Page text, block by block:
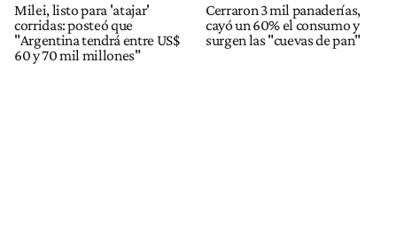
Milei, listo para 'atajar'
corridas: posteó que
"Argentina tendrá entre US$
60 y 70 mil millones"
Cerraron 3 mil panaderías,
cayó un 60% el consumo y
surgen las "cuevas de pan"